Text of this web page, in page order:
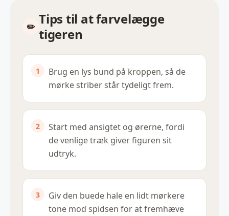
Tips til at farvelægge
tigeren
Brug en lys bund på kroppen, så de
mørke striber står tydeligt frem.
Start med ansigtet og ørerne, fordi
de venlige træk giver figuren sit
udtryk.
Giv den buede hale en lidt mørkere
tone mod spidsen for at fremhæve